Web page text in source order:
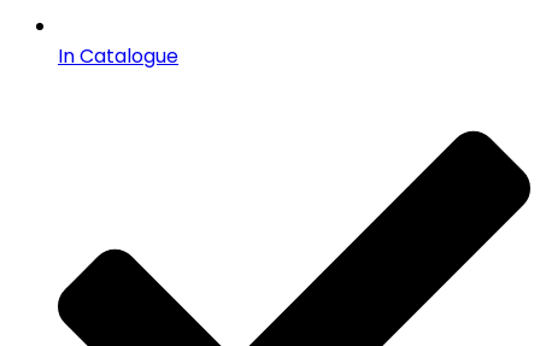
In Catalogue